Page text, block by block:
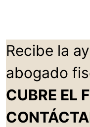
Recibe la
abogado
CUBRE EL